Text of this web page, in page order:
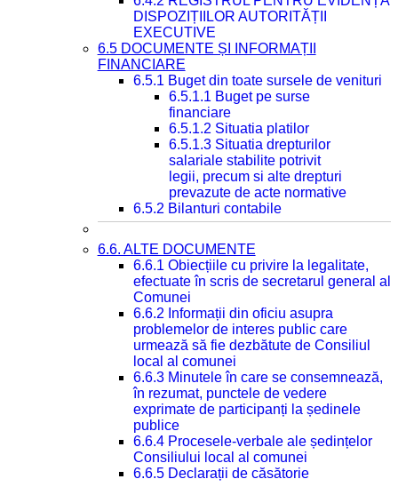
DISPOZIȚIILOR AUTORITĂȚII
EXECUTIVE
6.5 DOCUMENTE ȘI INFORMAȚII
FINANCIARE
6.5.1 Buget din toate sursele de venituri
6.5.1.1 Buget pe surse
financiare
6.5.1.2 Situatia platilor
6.5.1.3 Situatia drepturilor
salariale stabilite potrivit
legii, precum si alte drepturi
prevazute de acte normative
6.5.2 Bilanturi contabile
6.6. ALTE DOCUMENTE
6.6.1 Obiecțiile cu privire la legalitate,
efectuate în scris de secretarul general al
Comunei
6.6.2 Informații din oficiu asupra
problemelor de interes public care
urmează să fie dezbătute de Consiliul
local al comunei
6.6.3 Minutele în care se consemnează,
în rezumat, punctele de vedere
exprimate de participanți la ședinele
publice
6.6.4 Procesele-verbale ale ședințelor
Consiliului local al comunei
6.6.5 Declarații de căsătorie